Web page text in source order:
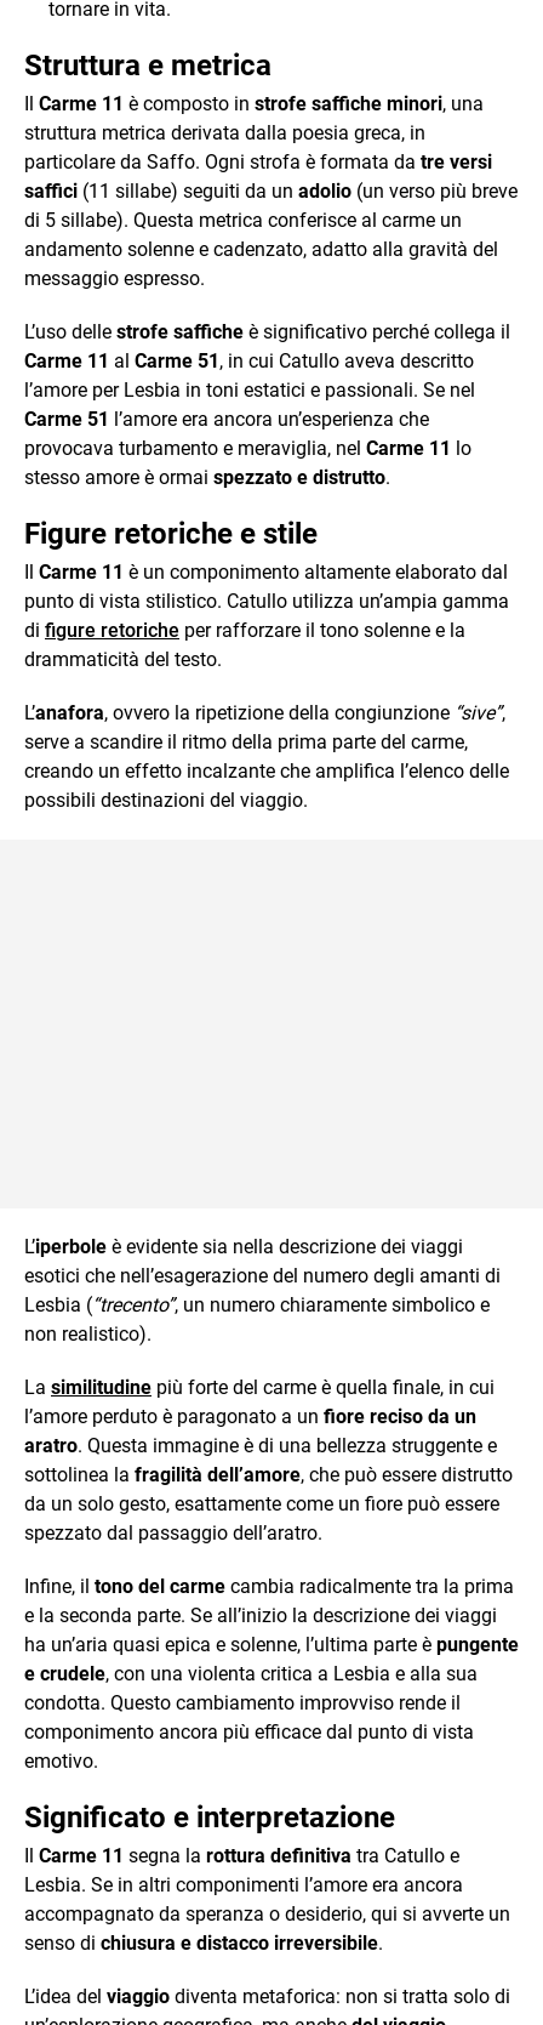
tornare in vita.
Struttura e metrica
Il Carme 11 è composto in strofe saffiche minori, una
struttura metrica derivata dalla poesia greca, in
particolare da Saffo. Ogni strofa è formata da tre versi
saffici (11 sillabe) seguiti da un adolio (un verso più breve
di 5 sillabe). Questa metrica conferisce al carme un
andamento solenne e cadenzato, adatto alla gravità del
messaggio espresso.
L’uso delle strofe saffiche è significativo perché collega il
Carme 11 al Carme 51, in cui Catullo aveva descritto
l’amore per Lesbia in toni estatici e passionali. Se nel
Carme 51 l’amore era ancora un’esperienza che
provocava turbamento e meraviglia, nel Carme 11 lo
stesso amore è ormai spezzato e distrutto.
Figure retoriche e stile
Il Carme 11 è un componimento altamente elaborato dal
punto di vista stilistico. Catullo utilizza un’ampia gamma
di figure retoriche per rafforzare il tono solenne e la
drammaticità del testo.
L’anafora, ovvero la ripetizione della congiunzione “sive”,
serve a scandire il ritmo della prima parte del carme,
creando un effetto incalzante che amplifica l’elenco delle
possibili destinazioni del viaggio.
L’iperbole è evidente sia nella descrizione dei viaggi
esotici che nell’esagerazione del numero degli amanti di
Lesbia (“trecento”, un numero chiaramente simbolico e
non realistico).
La similitudine più forte del carme è quella finale, in cui
l’amore perduto è paragonato a un fiore reciso da un
aratro. Questa immagine è di una bellezza struggente e
sottolinea la fragilità dell’amore, che può essere distrutto
da un solo gesto, esattamente come un fiore può essere
spezzato dal passaggio dell’aratro.
Infine, il tono del carme cambia radicalmente tra la prima
e la seconda parte. Se all’inizio la descrizione dei viaggi
ha un’aria quasi epica e solenne, l’ultima parte è pungente
e crudele, con una violenta critica a Lesbia e alla sua
condotta. Questo cambiamento improvviso rende il
componimento ancora più efficace dal punto di vista
emotivo.
Significato e interpretazione
Il Carme 11 segna la rottura definitiva tra Catullo e
Lesbia. Se in altri componimenti l’amore era ancora
accompagnato da speranza o desiderio, qui si avverte un
senso di chiusura e distacco irreversibile.
L’idea del viaggio diventa metaforica: non si tratta solo di